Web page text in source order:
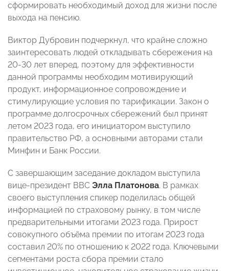
сформировать необходимый доход для жизни после
выхода на пенсию.
Виктор Дубровин подчеркнул, что крайне сложно
заинтересовать людей откладывать сбережения на
20-30 лет вперед, поэтому для эффективности
данной программы необходим мотивирующий
продукт, информационное сопровождение и
стимулирующие условия по тарификации. Закон о
программе долгосрочных сбережений был принят
летом 2023 года, его инициатором выступило
правительство РФ, а основными авторами стали
Минфин и Банк России.
С завершающим заседание докладом выступила
вице-президент ВВС Элла Платонова. В рамках
своего выступления спикер поделилась общей
информацией по страховому рынку, в том числе
предварительными итогами 2023 года. Прирост
совокупного объёма премии по итогам 2023 года
составил 20% по отношению к 2022 года. Ключевыми
сегментами роста сбора премии стало